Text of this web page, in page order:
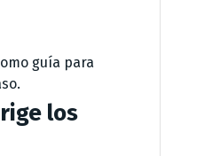
guía para
los